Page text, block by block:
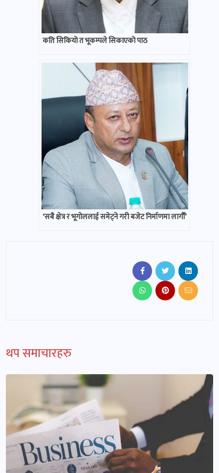
कति सिकियो त भूकम्पले सिकाएको पाठ
‘सबै क्षेत्र र भूगोललाई समेट्ने गरी बजेट निर्माणमा लागौँ’
थप समाचारहरु